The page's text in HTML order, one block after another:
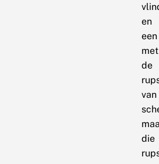
en
een
met
de
van
die